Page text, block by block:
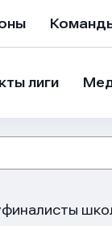
лиги